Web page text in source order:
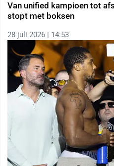
Van unified kampioen tot
stopt met boksen
28 juli 2026 | 14:53